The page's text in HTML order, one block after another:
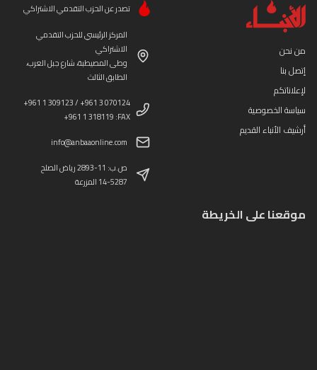
من نحن
إتصل بنا
لإعلاناتكم
سياسة الخصوصية
أرشيف الأنباء القديم
تصدر عن الحزب التقدمي الاشتراكي
المركز الرئيسي للحزب التقدمي
الاشتراكي
وطى المصيطبة، شارع جبل العرب،
الطابق الثالث
+961 1 309123 / +961 3 070124
+961 1 318119 :FAX
info@anbaaonline.com
ص.ب: 11-2893 رياض الصلح
14-5287 المزرعة
موقعنا على الخريطة